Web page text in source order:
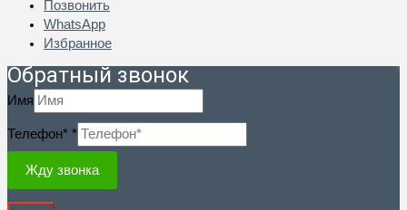
Позвонить
WhatsApp
Избранное
Обратный звонок
Имя
Телефон* *
Жду звонка